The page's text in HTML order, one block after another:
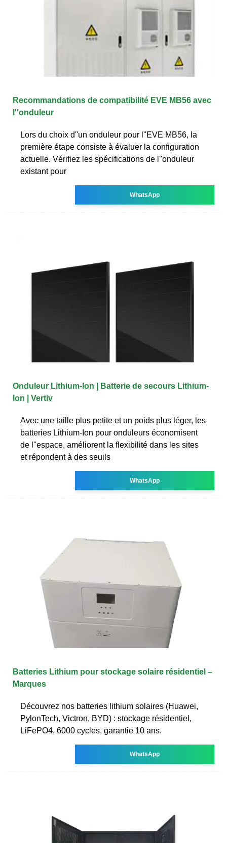
Recommandations de compatibilité EVE MB56 avec
l''onduleur
Lors du choix d''un onduleur pour l''EVE MB56, la
première étape consiste à évaluer la configuration
actuelle. Vérifiez les spécifications de l''onduleur
existant pour
WhatsApp
Onduleur Lithium-Ion | Batterie de secours Lithium-
Ion | Vertiv
Avec une taille plus petite et un poids plus léger, les
batteries Lithium-Ion pour onduleurs économisent
de l''espace, améliorent la flexibilité dans les sites
et répondent à des seuils
WhatsApp
Batteries Lithium pour stockage solaire résidentiel –
Marques
Découvrez nos batteries lithium solaires (Huawei,
PylonTech, Victron, BYD) : stockage résidentiel,
LiFePO4, 6000 cycles, garantie 10 ans.
WhatsApp